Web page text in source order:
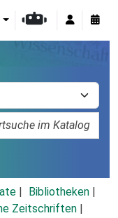
Bibliotheken
Zeitschriften